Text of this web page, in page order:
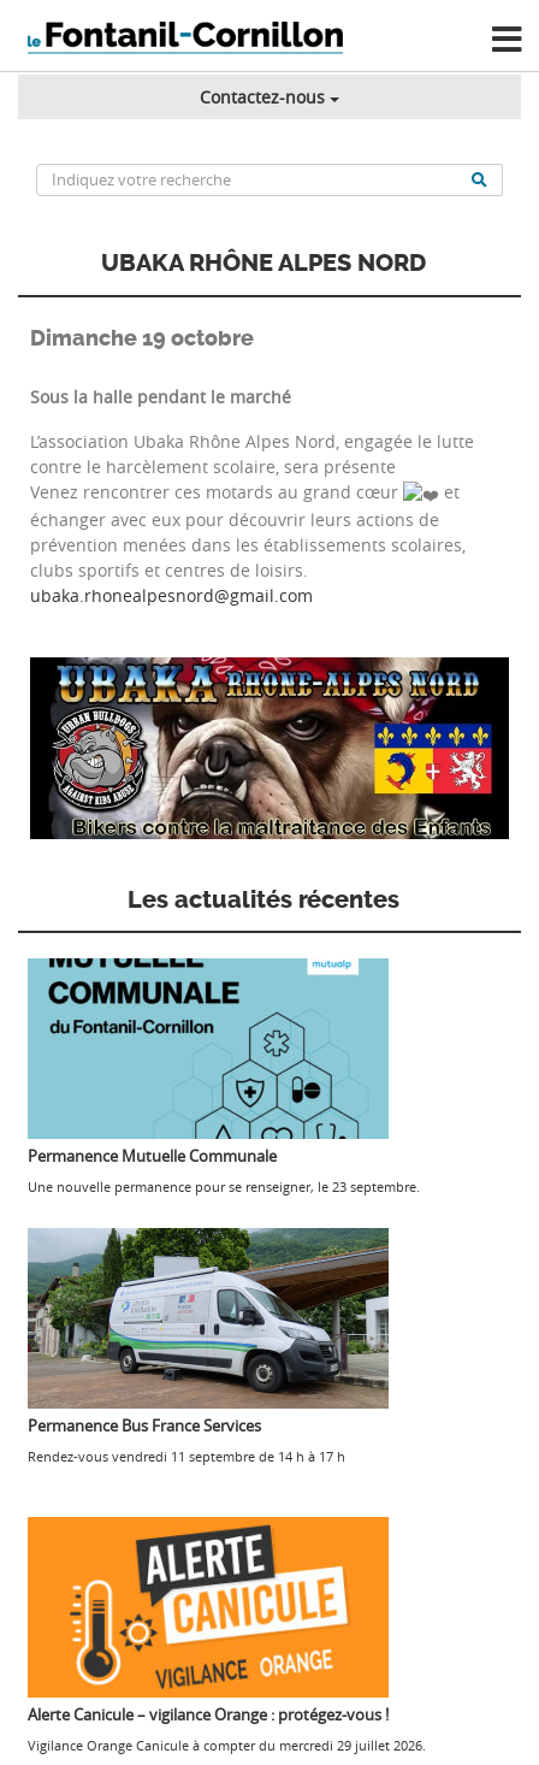
Contactez-nous
UBAKA RHÔNE ALPES NORD
Dimanche 19 octobre
Sous la halle pendant le marché
L’association Ubaka Rhône Alpes Nord, engagée le lutte
contre le harcèlement scolaire, sera présente
Venez rencontrer ces motards au grand cœur
et
échanger avec eux pour découvrir leurs actions de
prévention menées dans les établissements scolaires,
clubs sportifs et centres de loisirs.
ubaka.rhonealpesnord@gmail.com
Les actualités récentes
Permanence Mutuelle Communale
Une nouvelle permanence pour se renseigner, le 23 septembre.
Permanence Bus France Services
Rendez-vous vendredi 11 septembre de 14 h à 17 h
Alerte Canicule – vigilance Orange : protégez-vous !
Vigilance Orange Canicule à compter du mercredi 29 juillet 2026.